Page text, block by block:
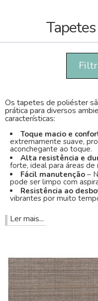
Os tapetes de poliéster
prática para diversos
características:
Toque macio e
extremamente suave,
aconchegante ao toque.
Alta resistência e
forte, ideal para áreas
Fácil manutenção –
pode ser limpo com
Resistência ao
vibrantes por muito
Ler mais...